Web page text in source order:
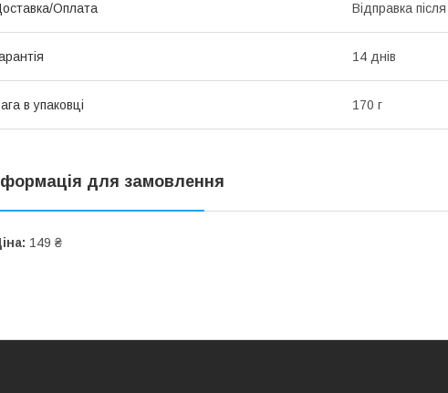
Оплата Відправка
14 днів
в упаковці 170 г
для замовлення
149 ₴